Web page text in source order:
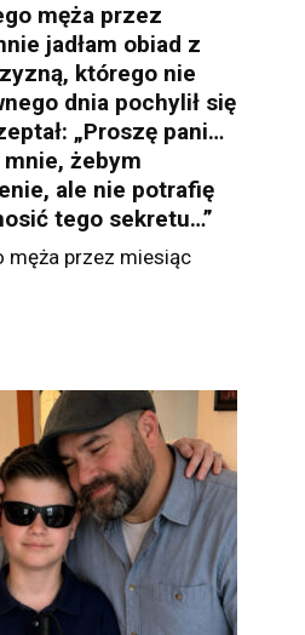
męża przez
jadłam obiad z
którego nie
dnia pochylił się
„Proszę pani…
mnie, żebym
ale nie potrafię
tego sekretu…”
męża przez miesiąc